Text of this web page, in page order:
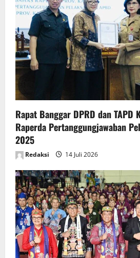
Rapat Banggar DPRD dan TAPD
Raperda Pertanggungjawaban
2025
Redaksi 14 Juli 2026